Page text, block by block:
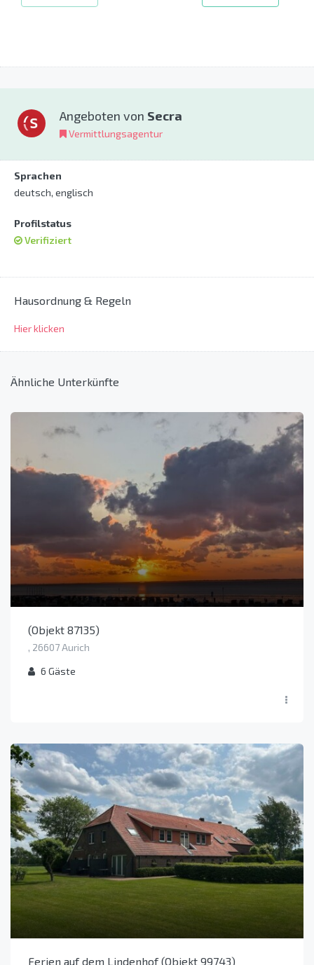
Angeboten von Secra
Vermittlungsagentur
Sprachen
deutsch, englisch
Profilstatus
Verifiziert
Hausordnung & Regeln
Hier klicken
Ähnliche Unterkünfte
(Objekt 87135)
, 26607 Aurich
6 Gäste
Ferien auf dem Lindenhof (Objekt 99743)